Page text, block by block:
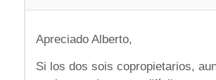
Apreciado Alberto,
Si los dos sois copropietarios,